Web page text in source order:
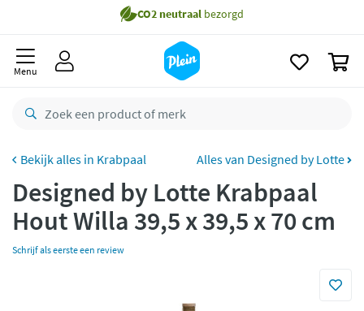
Gratisbezorging vanaf 35,- *
Bestelling uiterlijk
Gratisretourneren
Menu
Krabpaal Alles van Designed by Lotte
Designed by Lotte Krabpaal
Hout Willa 39,5 x 39,5 x 70 cm
Schrijf als eerste een review